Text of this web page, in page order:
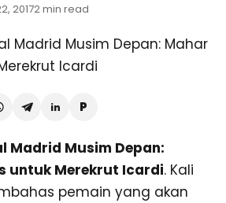
20172 min read
Madrid Musim Depan:
untuk Merekrut Icardi. Kali
pemain yang akan